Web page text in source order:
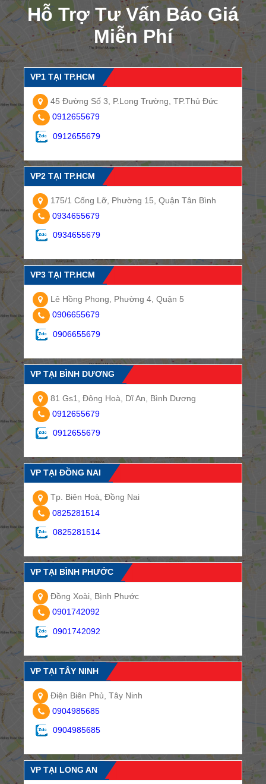
Hỗ Trợ Tư Vấn Báo Giá
Miễn Phí
VP1 TẠI TP.HCM
45 Đường Số 3, P.Long Trường, TP.Thủ Đức
0912655679
0912655679
VP2 TẠI TP.HCM
175/1 Cống Lỡ, Phường 15, Quận Tân Bình
0934655679
0934655679
VP3 TẠI TP.HCM
Lê Hồng Phong, Phường 4, Quận 5
0906655679
0906655679
VP TẠI BÌNH DƯƠNG
81 Gs1, Đông Hoà, Dĩ An, Bình Dương
0912655679
0912655679
VP TẠI ĐỒNG NAI
Tp. Biên Hoà, Đồng Nai
0825281514
0825281514
VP TẠI BÌNH PHƯỚC
Đồng Xoài, Bình Phước
0901742092
0901742092
VP TẠI TÂY NINH
Điện Biên Phủ, Tây Ninh
0904985685
0904985685
VP TẠI LONG AN